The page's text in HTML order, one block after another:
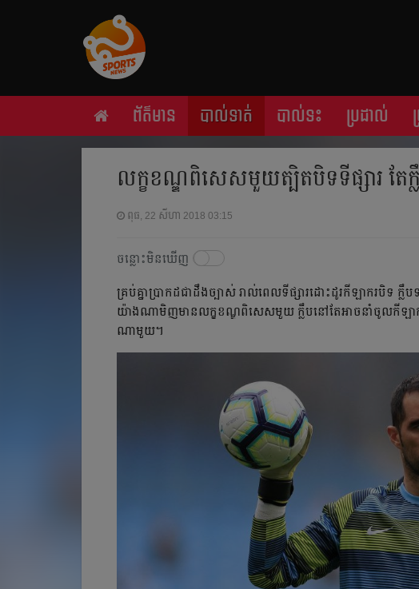
ព័ត៌មាន បាល់ទាត់ បាល់ទះ ប្រដាល់
លក្ខខណ្ឌ​ពិសេស​មួយ​​ត្បិត​បិទ​ទីផ្សារ តែ​
ពុធ, 22 សីហា 2018 03:15
ចន្លោះមិនឃើញ
គ្រប់គ្នា​ប្រាកដ​ជា​ដឹង​ច្បាស់ រាល់​ពេល​ទីផ្សារ​ដោះដូរ​កីឡាករ​បិទ
យ៉ាងណាមិញ​មាន​លក្ខខណ្ឌ​ពិសេស​មួយ ក្លឹប​​នៅ​តែ​អាច​នាំ​ចូល​កីឡាក
ណា​មួយ។